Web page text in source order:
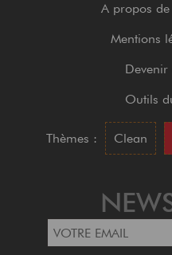
A propos
Mentions
Outils
Thèmes :
Clean